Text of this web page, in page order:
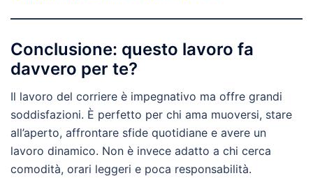
Conclusione: questo lavoro fa
davvero per te?
Il lavoro del corriere è impegnativo ma offre grandi
soddisfazioni. È perfetto per chi ama muoversi, stare
all’aperto, affrontare sfide quotidiane e avere un
lavoro dinamico. Non è invece adatto a chi cerca
comodità, orari leggeri e poca responsabilità.